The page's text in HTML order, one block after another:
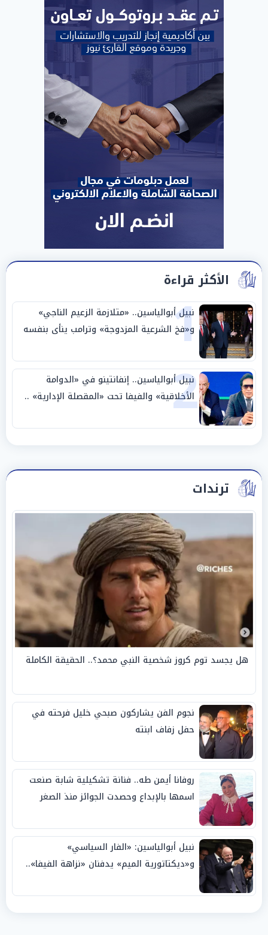
الأكثر قراءة
1
نبيل أبوالياسين.. «متلازمة الزعيم الناجي»
و«فخ الشرعية المزدوجة» وترامب ينأى بنفسه
وحليفه في «ميتم استراتيجي»
2
نبيل أبوالياسين.. إنفانتينو في «الدوامة
الأخلاقية» والفيفا تحت «المقصلة الإدارية» ..
«عبادة العرش وجنازة المصداقية»
ترندات
هل يجسد توم كروز شخصية النبي محمد؟.. الحقيقة الكاملة
نجوم الفن يشاركون صبحي خليل فرحته في
حفل زفاف ابنته
روفانا أيمن طه.. فنانة تشكيلية شابة صنعت
اسمها بالإبداع وحصدت الجوائز منذ الصغر
نبيل أبوالياسين: «الفار السياسي»
و«ديكتاتورية الميم» يدفنان «نزاهة الفيفا»..